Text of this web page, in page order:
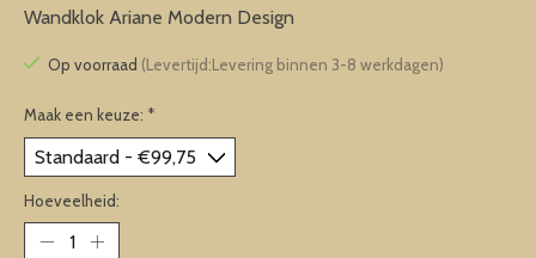
Wandklok Ariane Modern Design
Op voorraad (Levertijd:Levering binnen 3-8 werkdagen)
Maak een keuze: *
Hoeveelheid: